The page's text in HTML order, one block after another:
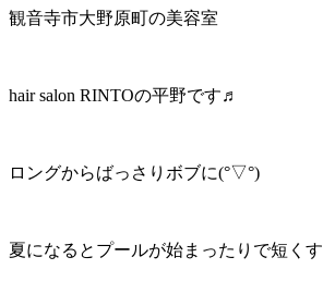
観音寺市大野原町の美容室
hair salon RINTOの平野です♬
ロングからばっさりボブに(°▽°)
夏になるとプールが始まったりで短く